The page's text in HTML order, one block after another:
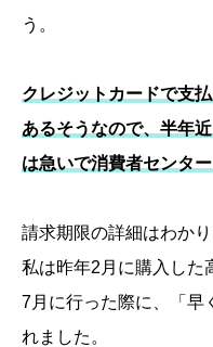
う。
クレジットカードで支
あるそうなので、半年
は急いで消費者センタ
請求期限の詳細はわかり
私は昨年2月に購入した
7月に行った際に、「早
れました。